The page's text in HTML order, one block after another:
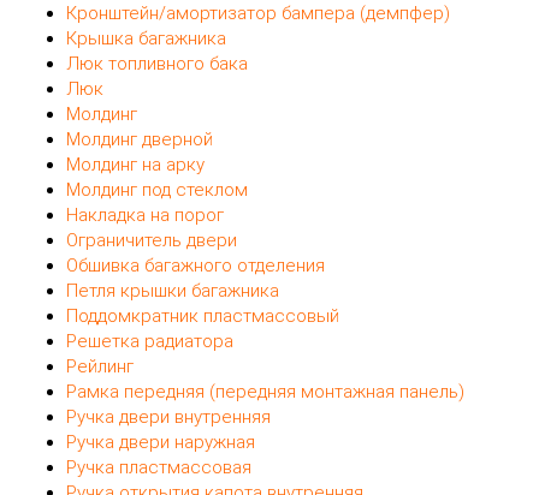
Кронштейн/амортизатор бампера (демпфер)
Крышка багажника
Люк топливного бака
Люк
Молдинг
Молдинг дверной
Молдинг на арку
Молдинг под стеклом
Накладка на порог
Ограничитель двери
Обшивка багажного отделения
Петля крышки багажника
Поддомкратник пластмассовый
Решетка радиатора
Рейлинг
Рамка передняя (передняя монтажная панель)
Ручка двери внутренняя
Ручка двери наружная
Ручка пластмассовая